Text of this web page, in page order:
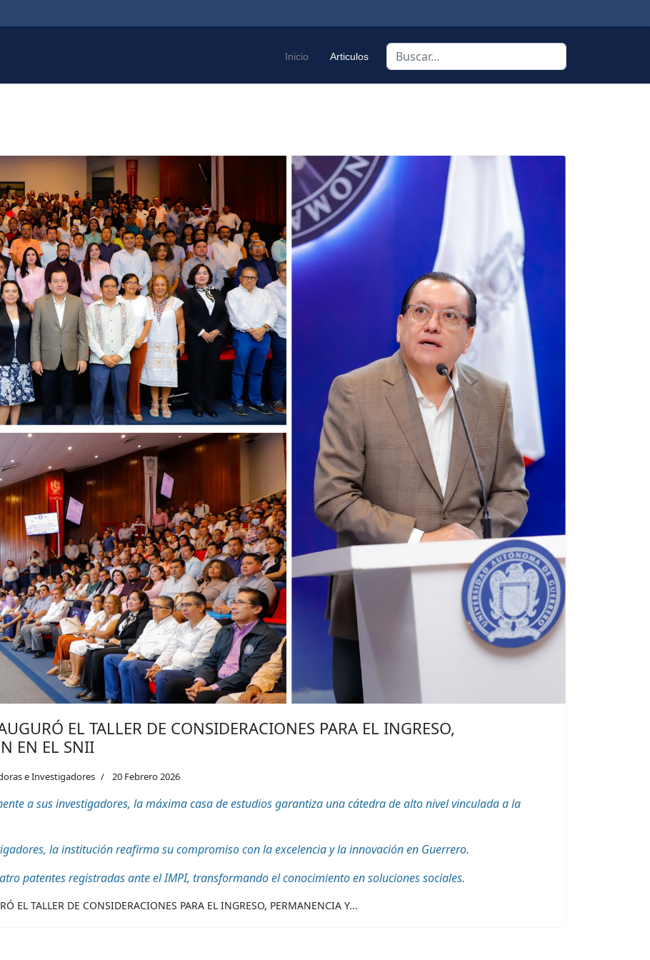
Inicio Articulos Buscar
EL TALLER DE CONSIDERACIONES PARA EL INGRESO,
EN EL SNII
e Investigadores 20 Febrero 2026
a sus investigadores, la máxima casa de estudios garantiza una cátedra de alto nivel vinculada a la
la institución reafirma su compromiso con la excelencia y la innovación en Guerrero.
patentes registradas ante el IMPI, transformando el conocimiento en soluciones sociales.
EL TALLER DE CONSIDERACIONES PARA EL INGRESO, PERMANENCIA Y...